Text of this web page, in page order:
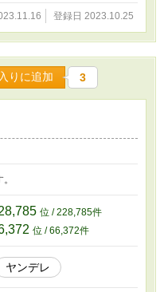
登録日 2023.10.25
りに追加 3
位 / 228,785件
位 / 66,372件
ヤンデレ